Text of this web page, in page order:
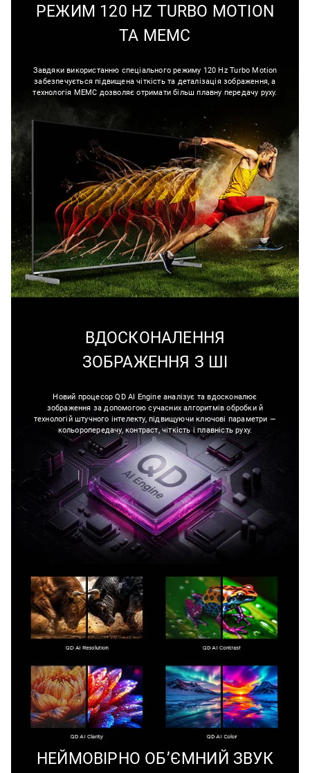
РЕЖИМ 120 HZ TURBO MOTION
ТА МЕМС
Завдяки використанню спеціального режиму 120 Hz Turbo Motion
забезпечується підвищена чіткість та деталізація зображення, а
технологія МЕМС дозволяє отримати більш плавну передачу руху.
ВДОСКОНАЛЕННЯ
ЗОБРАЖЕННЯ З ШІ
Новий процесор QD AI Engine аналізує та вдосконалює
зображення за допомогою сучасних алгоритмів обробки й
технологій штучного інтелекту, підвищуючи ключові параметри —
кольоропередачу, контраст, чіткість і плавність руху.
НЕЙМОВІРНО ОБ’ЄМНИЙ ЗВУК